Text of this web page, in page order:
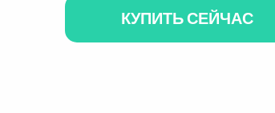
КУПИТЬ СЕЙЧАС